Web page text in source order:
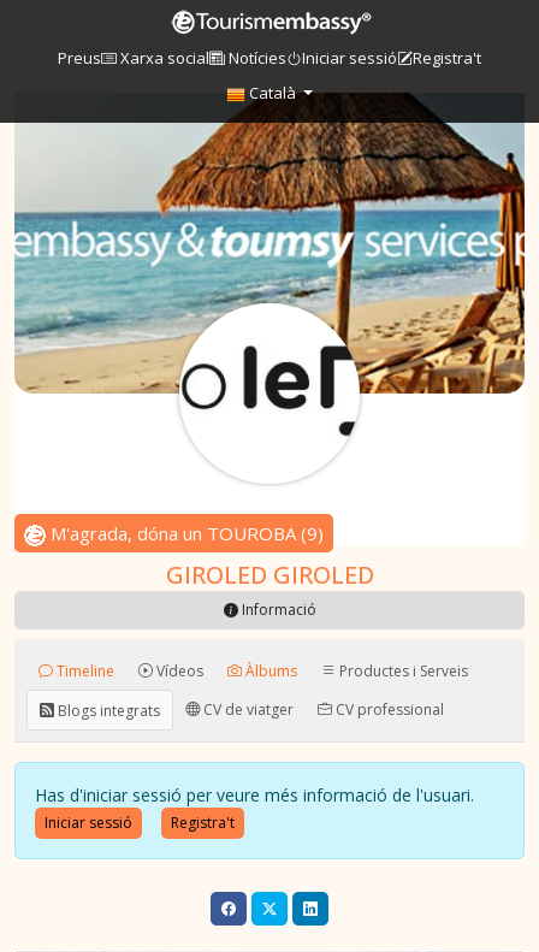
Preus Xarxa social Notícies Iniciar sessió
Registra't
Català
M'agrada, dóna un TOUROBA(9)
GIROLED GIROLED
Informació
Timeline Vídeos Àlbums
Productes i Serveis
Blogs integrats
CV de viatger CV professional
Has d'iniciar sessió per veure més informació de l'usuari.
Iniciar sessió Registra't